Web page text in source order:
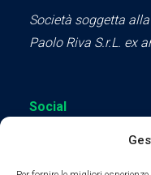
Società soggetta
Paolo Riva S.r.L. ex
Social